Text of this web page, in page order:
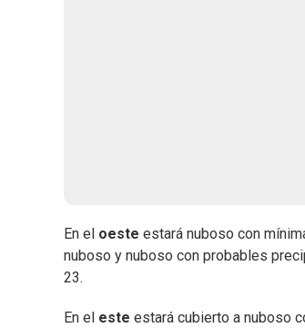
En el oeste estará nuboso con
nuboso y nuboso con probables
23.
En el este estará cubierto a nuboso